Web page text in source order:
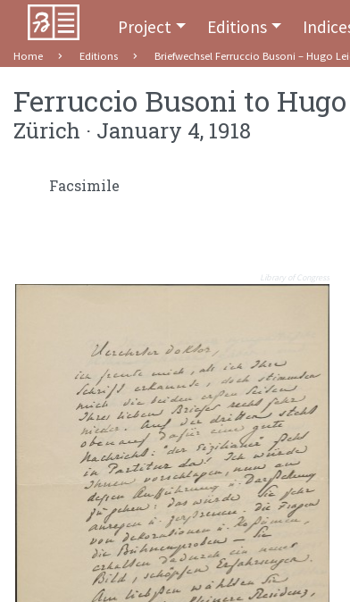
Project Editions
Home Editions Briefwechsel Ferruccio Busoni – Hugo
Ferruccio Busoni to
Zürich · January 4, 1918
Facsimile
Library of Congress